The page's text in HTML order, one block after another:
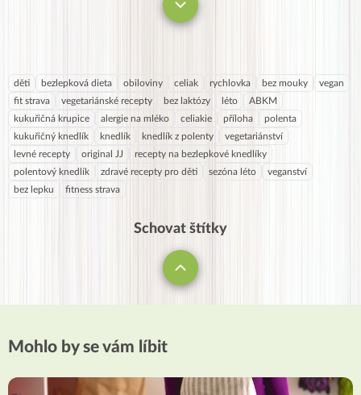
děti bezlepková dieta obiloviny celiak rychlovka bez mouky
vegan
fit strava
vegetariánské recepty bez laktózy léto
ABKM
kukuřičná krupice
alergie na mléko celiakie příloha
polenta
kukuřičný knedlík
knedlík knedlík z polenty
vegetariánství
levné recepty
original JJ
recepty na bezlepkové knedlíky
polentový knedlík
zdravé recepty pro děti sezóna léto
veganství
bez lepku
fitness strava
Schovat štítky
Mohlo by se vám líbit